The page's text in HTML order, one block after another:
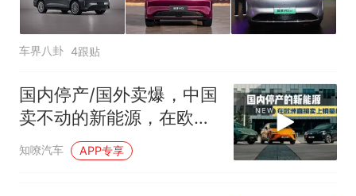
车界八卦 4跟贴
国内停产/国外卖爆，中国
卖不动的新能源，在欧洲
冲上销量榜
知嘹汽车 APP专享